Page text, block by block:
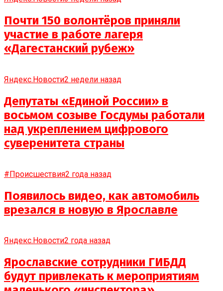
Почти 150 волонтёров приняли
участие в работе лагеря
«Дагестанский рубеж»
Яндекс.Новости2 недели назад
Депутаты «Единой России» в
восьмом созыве Госдумы работали
над укреплением цифрового
суверенитета страны
#Происшествия2 года назад
Появилось видео, как автомобиль
врезался в новую в Ярославле
Яндекс.Новости2 года назад
Ярославские сотрудники ГИБДД
будут привлекать к мероприятиям